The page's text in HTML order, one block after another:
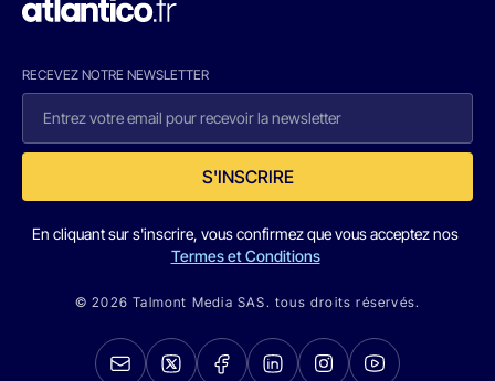
RECEVEZ NOTRE NEWSLETTER
S'INSCRIRE
En cliquant sur s'inscrire, vous confirmez que vous acceptez nos
Termes et Conditions
© 2026 Talmont Media SAS. tous droits réservés.